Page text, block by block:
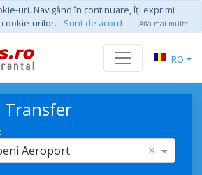
uri. Navigând în continuare, îţi exprimi
urilor.
Sunt de acord Afla mai multe
RO
Transfer
Aeroport ×